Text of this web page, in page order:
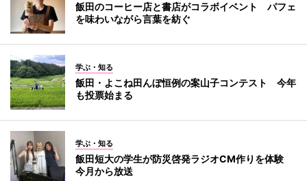
飯田のコーヒー店と書店がコラボイベント パフェ
を味わいながら言葉を紡ぐ
学ぶ・知る
飯田・よこね田んぼ恒例の案山子コンテスト 今年
も投票始まる
学ぶ・知る
飯田短大の学生が防災啓発ラジオCM作りを体験
今月から放送